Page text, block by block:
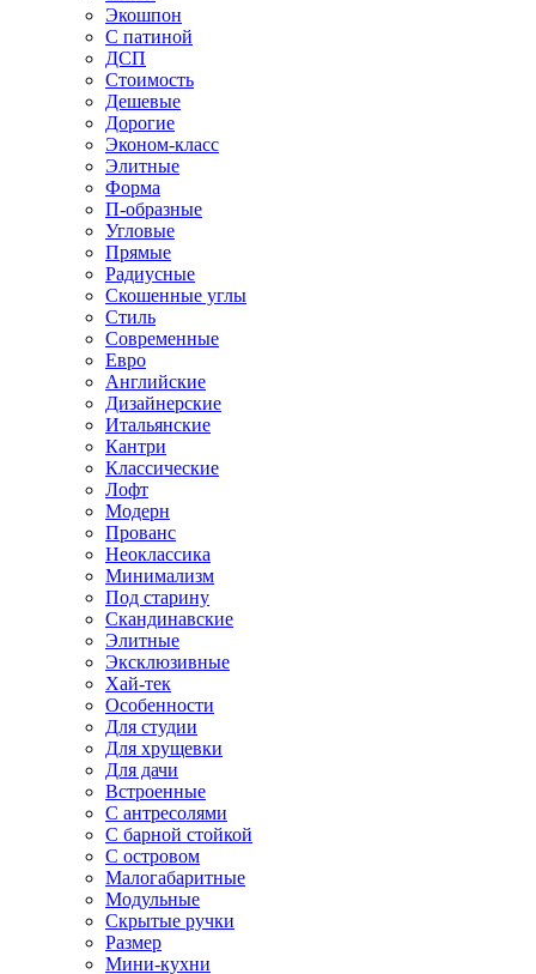
Экошпон
С патиной
ДСП
Стоимость
Дешевые
Дорогие
Эконом-класс
Элитные
Форма
П-образные
Угловые
Прямые
Радиусные
Скошенные углы
Стиль
Современные
Евро
Английские
Дизайнерские
Итальянские
Кантри
Классические
Лофт
Модерн
Прованс
Неоклассика
Минимализм
Под старину
Скандинавские
Элитные
Эксклюзивные
Хай-тек
Особенности
Для студии
Для хрущевки
Для дачи
Встроенные
С антресолями
С барной стойкой
С островом
Малогабаритные
Модульные
Скрытые ручки
Размер
Мини-кухни